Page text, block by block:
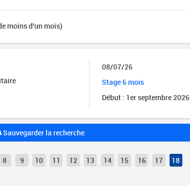
moins d'un mois)
08/07/26
Stage 6 mois
Début : 1er septembre 2026
Sauvegarder la recherche
8 9 10 11 12 13 14 15 16 17 18